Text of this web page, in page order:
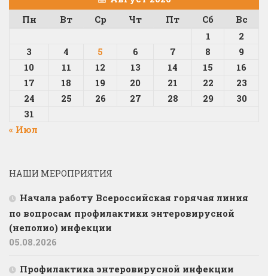
Пн
Вт Ср Чт Пт Сб
Вс
1
2
3
4 5 6 7 8
9
10
11 12 13 14 15
16
17
18 19 20 21 22
23
24
25 26 27 28 29
30
31
« Июл
НАШИ МЕРОПРИЯТИЯ
Начала работу Всероссийская горячая линия
по вопросам профилактики энтеровирусной
(неполио) инфекции
05.08.2026
Профилактика энтеровирусной инфекции